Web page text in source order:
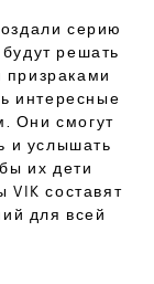
серию
решать
призраками
интересные
Они смогут
и услышать
их дети
VIK составят
для всей